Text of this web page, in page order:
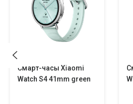
Смарт-часы Xiaomi
Watch S4 41mm green